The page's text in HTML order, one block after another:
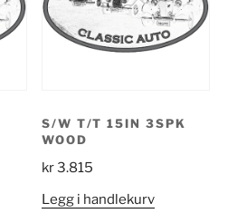
S/W T/T 15IN 3SPK
WOOD
kr3.815
Legg i handlekurv